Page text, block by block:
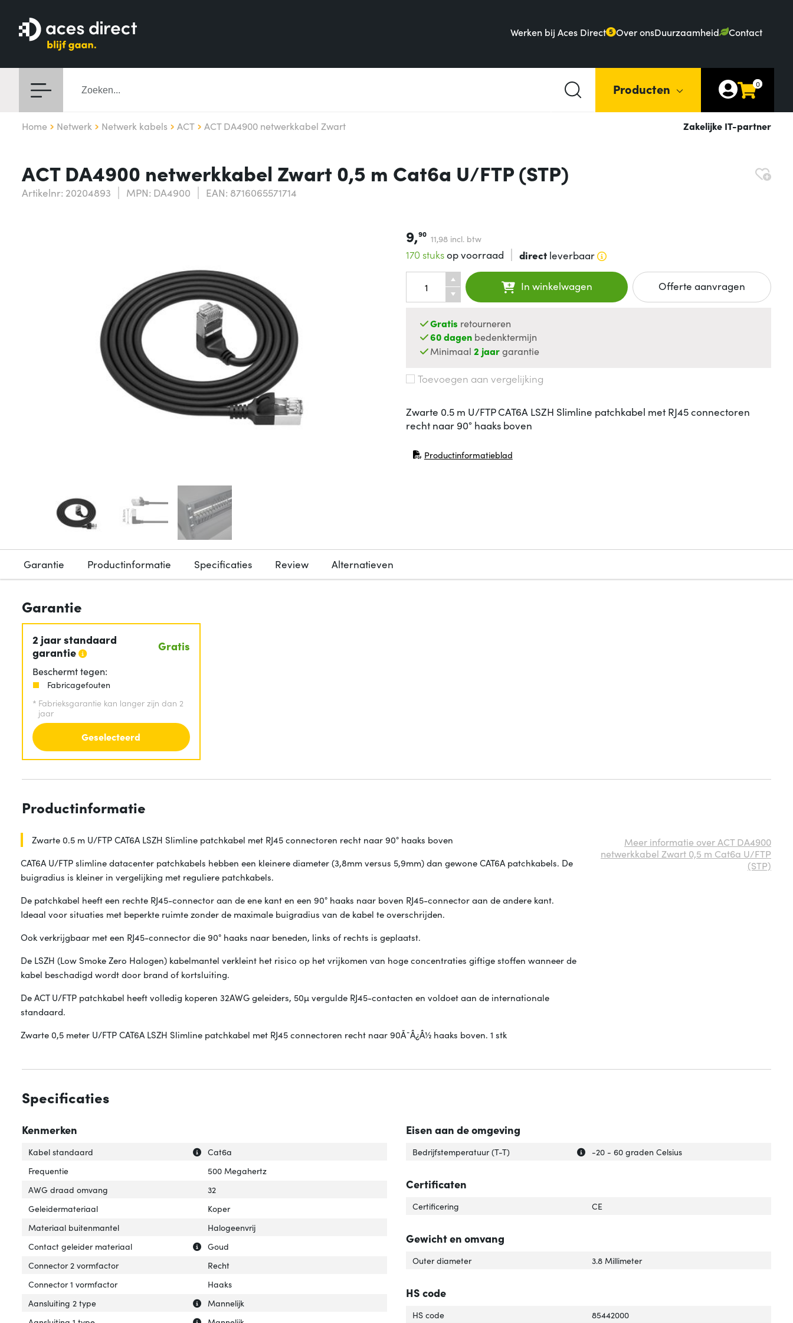
Werken bij Aces Direct 5 Over onsDuurzaamheid Contact
Producten 0
Home Netwerk Netwerk kabels ACT ACT DA4900 netwerkkabel Zwart Zakelijke IT-partner
ACT DA4900 netwerkkabel Zwart 0,5 m Cat6a U/FTP (STP)
Artikelnr: 20204893 MPN: DA4900 EAN: 8716065571714
9,90 11,98 incl. btw
170 stuksop voorraad directleverbaar
In winkelwagen Offerte aanvragen
Gratis retourneren
60 dagen bedenktermijn
Minimaal2 jaargarantie
Toevoegen aan vergelijking
Zwarte 0.5 m U/FTP CAT6A LSZH Slimline patchkabel met RJ45 connectoren
recht naar 90° haaks boven
Productinformatieblad
(opent in nieuw venster)
Garantie Productinformatie Specificaties Review Alternatieven
Garantie
2 jaar standaard
garantie
Gratis
Beschermt tegen:
Fabricagefouten
* Fabrieksgarantie kan langer zijn dan 2
jaar
Geselecteerd
Productinformatie
Zwarte 0.5 m U/FTP CAT6A LSZH Slimline patchkabel met RJ45 connectoren recht naar 90° haaks boven
CAT6A U/FTP slimline datacenter patchkabels hebben een kleinere diameter (3,8mm versus 5,9mm) dan gewone CAT6A patchkabels. De
buigradius is kleiner in vergelijking met reguliere patchkabels.
De patchkabel heeft een rechte RJ45-connector aan de ene kant en een 90° haaks naar boven RJ45-connector aan de andere kant.
Ideaal voor situaties met beperkte ruimte zonder de maximale buigradius van de kabel te overschrijden.
Ook verkrijgbaar met een RJ45-connector die 90° haaks naar beneden, links of rechts is geplaatst.
De LSZH (Low Smoke Zero Halogen) kabelmantel verkleint het risico op het vrijkomen van hoge concentraties giftige stoffen wanneer de
kabel beschadigd wordt door brand of kortsluiting.
De ACT U/FTP patchkabel heeft volledig koperen 32AWG geleiders, 50µ vergulde RJ45-contacten en voldoet aan de internationale
standaard.
Zwarte 0,5 meter U/FTP CAT6A LSZH Slimline patchkabel met RJ45 connectoren recht naar 90Ã¯Â¿Â½ haaks boven. 1 stk
Meer informatie over ACT DA4900
netwerkkabel Zwart 0,5 m Cat6a U/FTP
(STP)
Specificaties
Kenmerken
Uitleg over 'Kabel standaard'
Verberg uitleg over 'Kabel standaard'
Kabel standaard
Cat6a
Frequentie
500 Megahertz
AWG draad omvang
32
Geleidermateriaal
Koper
Materiaal buitenmantel
Halogeenvrij
Uitleg over 'Contact geleider materiaal'
Verberg uitleg over 'Contact geleider materiaal'
Contact geleider materiaal
Goud
Connector 2 vormfactor
Recht
Connector 1 vormfactor
Haaks
Uitleg over 'Aansluiting 2 type'
Verberg uitleg over 'Aansluiting 2 type'
Aansluiting 2 type
Mannelijk
Eisen aan de omgeving
Uitleg over 'Bedrijfstemperatuur (T-T)'
Verberg uitleg over 'Bedrijfstemperatuur (T-T)'
Bedrijfstemperatuur (T-T) -20 - 60 graden Celsius
Certificaten
Certificering CE
Gewicht en omvang
Outer diameter 3.8 Millimeter
HS code
HS code 85442000